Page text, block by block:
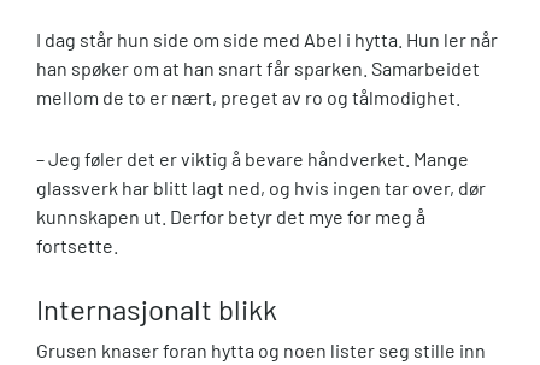
I dag står hun side om side med Abel i hytta. Hun ler når
han spøker om at han snart får sparken. Samarbeidet
mellom de to er nært, preget av ro og tålmodighet.
– Jeg føler det er viktig å bevare håndverket. Mange
glassverk har blitt lagt ned, og hvis ingen tar over, dør
kunnskapen ut. Derfor betyr det mye for meg å
fortsette.
Internasjonalt blikk
Grusen knaser foran hytta og noen lister seg stille inn